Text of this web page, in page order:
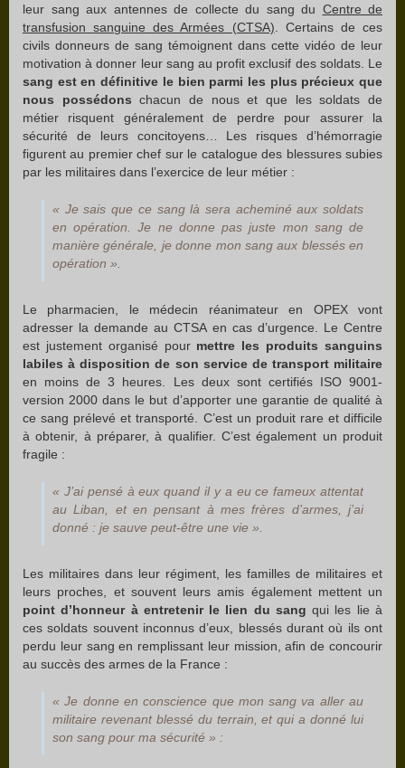
leur sang aux antennes de collecte du sang du Centre de
transfusion sanguine des Armées (CTSA) . Certains de ces
civils donneurs de sang témoignent dans cette vidéo de leur
motivation à donner leur sang au profit exclusif des soldats. Le
sang est en définitive le bien parmi les plus précieux que
nous possédons chacun de nous et que les soldats de
métier risquent généralement de perdre pour assurer la
sécurité de leurs concitoyens… Les risques d’hémorragie
figurent au premier chef sur le catalogue des blessures subies
par les militaires dans l’exercice de leur métier :
« Je sais que ce sang là sera acheminé aux soldats
en opération. Je ne donne pas juste mon sang de
manière générale, je donne mon sang aux blessés en
opération ».
Le pharmacien, le médecin réanimateur en OPEX vont
adresser la demande au CTSA en cas d’urgence. Le Centre
est justement organisé pour mettre les produits sanguins
labiles à disposition de son service de transport militaire
en moins de 3 heures. Les deux sont certifiés ISO 9001-
version 2000 dans le but d’apporter une garantie de qualité à
ce sang prélevé et transporté. C’est un produit rare et difficile
à obtenir, à préparer, à qualifier. C’est également un produit
fragile :
« J’ai pensé à eux quand il y a eu ce fameux attentat
au Liban, et en pensant à mes frères d’armes, j’ai
donné : je sauve peut-être une vie ».
Les militaires dans leur régiment, les familles de militaires et
leurs proches, et souvent leurs amis également mettent un
point d’honneur à entretenir le lien du sang qui les lie à
ces soldats souvent inconnus d’eux, blessés durant où ils ont
perdu leur sang en remplissant leur mission, afin de concourir
au succès des armes de la France :
« Je donne en conscience que mon sang va aller au
militaire revenant blessé du terrain, et qui a donné lui
son sang pour ma sécurité » :